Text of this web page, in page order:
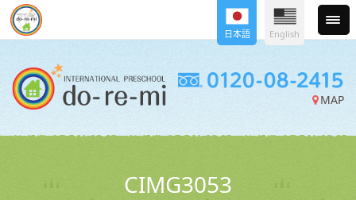
MAP
日本語 English
CIMG3053